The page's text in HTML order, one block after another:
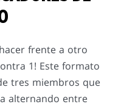
frente a otro
1! Este formato
tres miembros que
alternando entre